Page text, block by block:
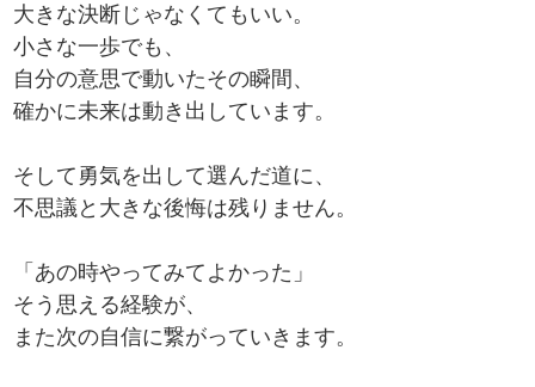
大きな決断じゃなくてもいい。
小さな一歩でも、
自分の意思で動いたその瞬間、
確かに未来は動き出しています。
そして勇気を出して選んだ道に、
不思議と大きな後悔は残りません。
「あの時やってみてよかった」
そう思える経験が、
また次の自信に繋がっていきます。